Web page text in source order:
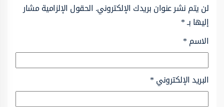
لن يتم نشر عنوان بريدك الإلكتروني. الحقول الإلزامية مشار
إليها بـ*
الاسم*
البريد الإلكتروني*